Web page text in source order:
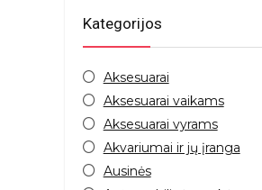
Kategorijos
Aksesuarai
Aksesuarai vaikams
Aksesuarai vyrams
Akvariumai ir jų įranga
Ausinės